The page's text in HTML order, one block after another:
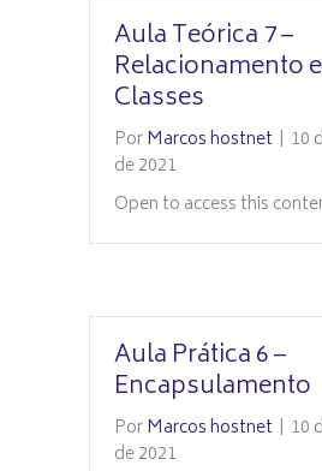
Aula Teórica 7 –
Relacionamento
Classes
PorMarcos hostnet | 10
de 2021
Open to access this
Aula Prática 6 –
Encapsulamento
PorMarcos hostnet | 10
de 2021